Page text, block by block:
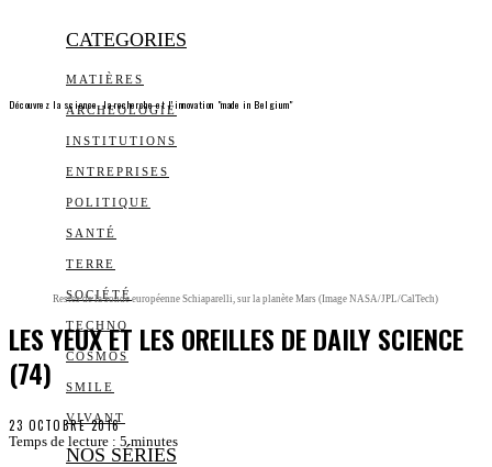
CATEGORIES
MATIÈRES
ARCHEOLOGIE
INSTITUTIONS
ENTREPRISES
POLITIQUE
SANTÉ
TERRE
SOCIÉTÉ
TECHNO
COSMOS
SMILE
VIVANT
NOS SÉRIES
Découvrez la science, la recherche et l’innovation "made in Belgium"
Restes de la sonde européenne Schiaparelli, sur la planète Mars (Image NASA/JPL/CalTech)
LES YEUX ET LES OREILLES DE DAILY SCIENCE
(74)
23 OCTOBRE 2016
Temps de lecture : 5 minutes